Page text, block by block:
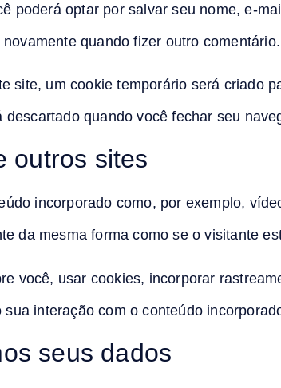
poderá optar por salvar seu nome, e-
quando fizer outro
site, um cookie temporário será criado
quando você fechar seu
outros sites
incorporado como, por exemplo,
da mesma forma como se o visitante
você, usar cookies, incorporar
interação com o conteúdo
seus dados